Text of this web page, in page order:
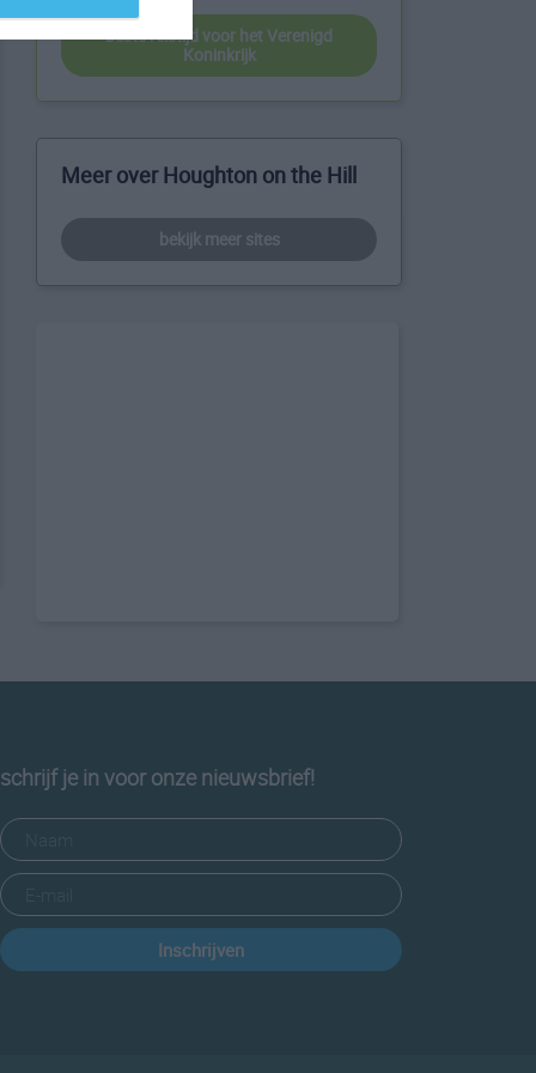
beste reistijd voor het Verenigd
Koninkrijk
Meer over Houghton on the Hill
bekijk meer sites
schrijf je in voor onze nieuwsbrief!
Inschrijven